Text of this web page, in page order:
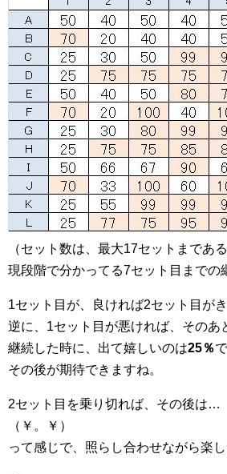
（セット数は、最大17セットまであ
現段階で分かってる7セット目までの
1セット目が、良ければ2セット目がき
逆に、1セット目が悪ければ、そのあ
継続した時に、出て嬉しいのは25％
その後が期待できますね。
2セット目を乗り切れば、その後は…
（￥。￥）
って感じで、照らし合わせながら楽